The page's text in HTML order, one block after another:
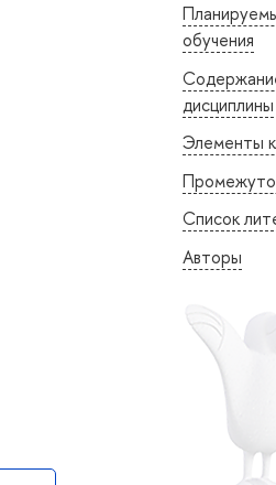
обучения
дисциплины
Элементы
Список
Авторы